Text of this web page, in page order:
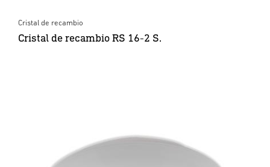
Cristal de recambio
Cristal de recambio RS 16-2 S.